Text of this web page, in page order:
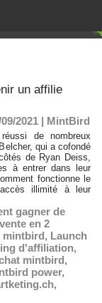
un affilie
2021 | MintBird
de nombreux
qui a cofondé
de Ryan Deiss,
à entrer dans leur
fonctionne le
illimité à leur
gagner de
en 2
mintbird, Launch
d'affiliation,
mintbird,
power,
,